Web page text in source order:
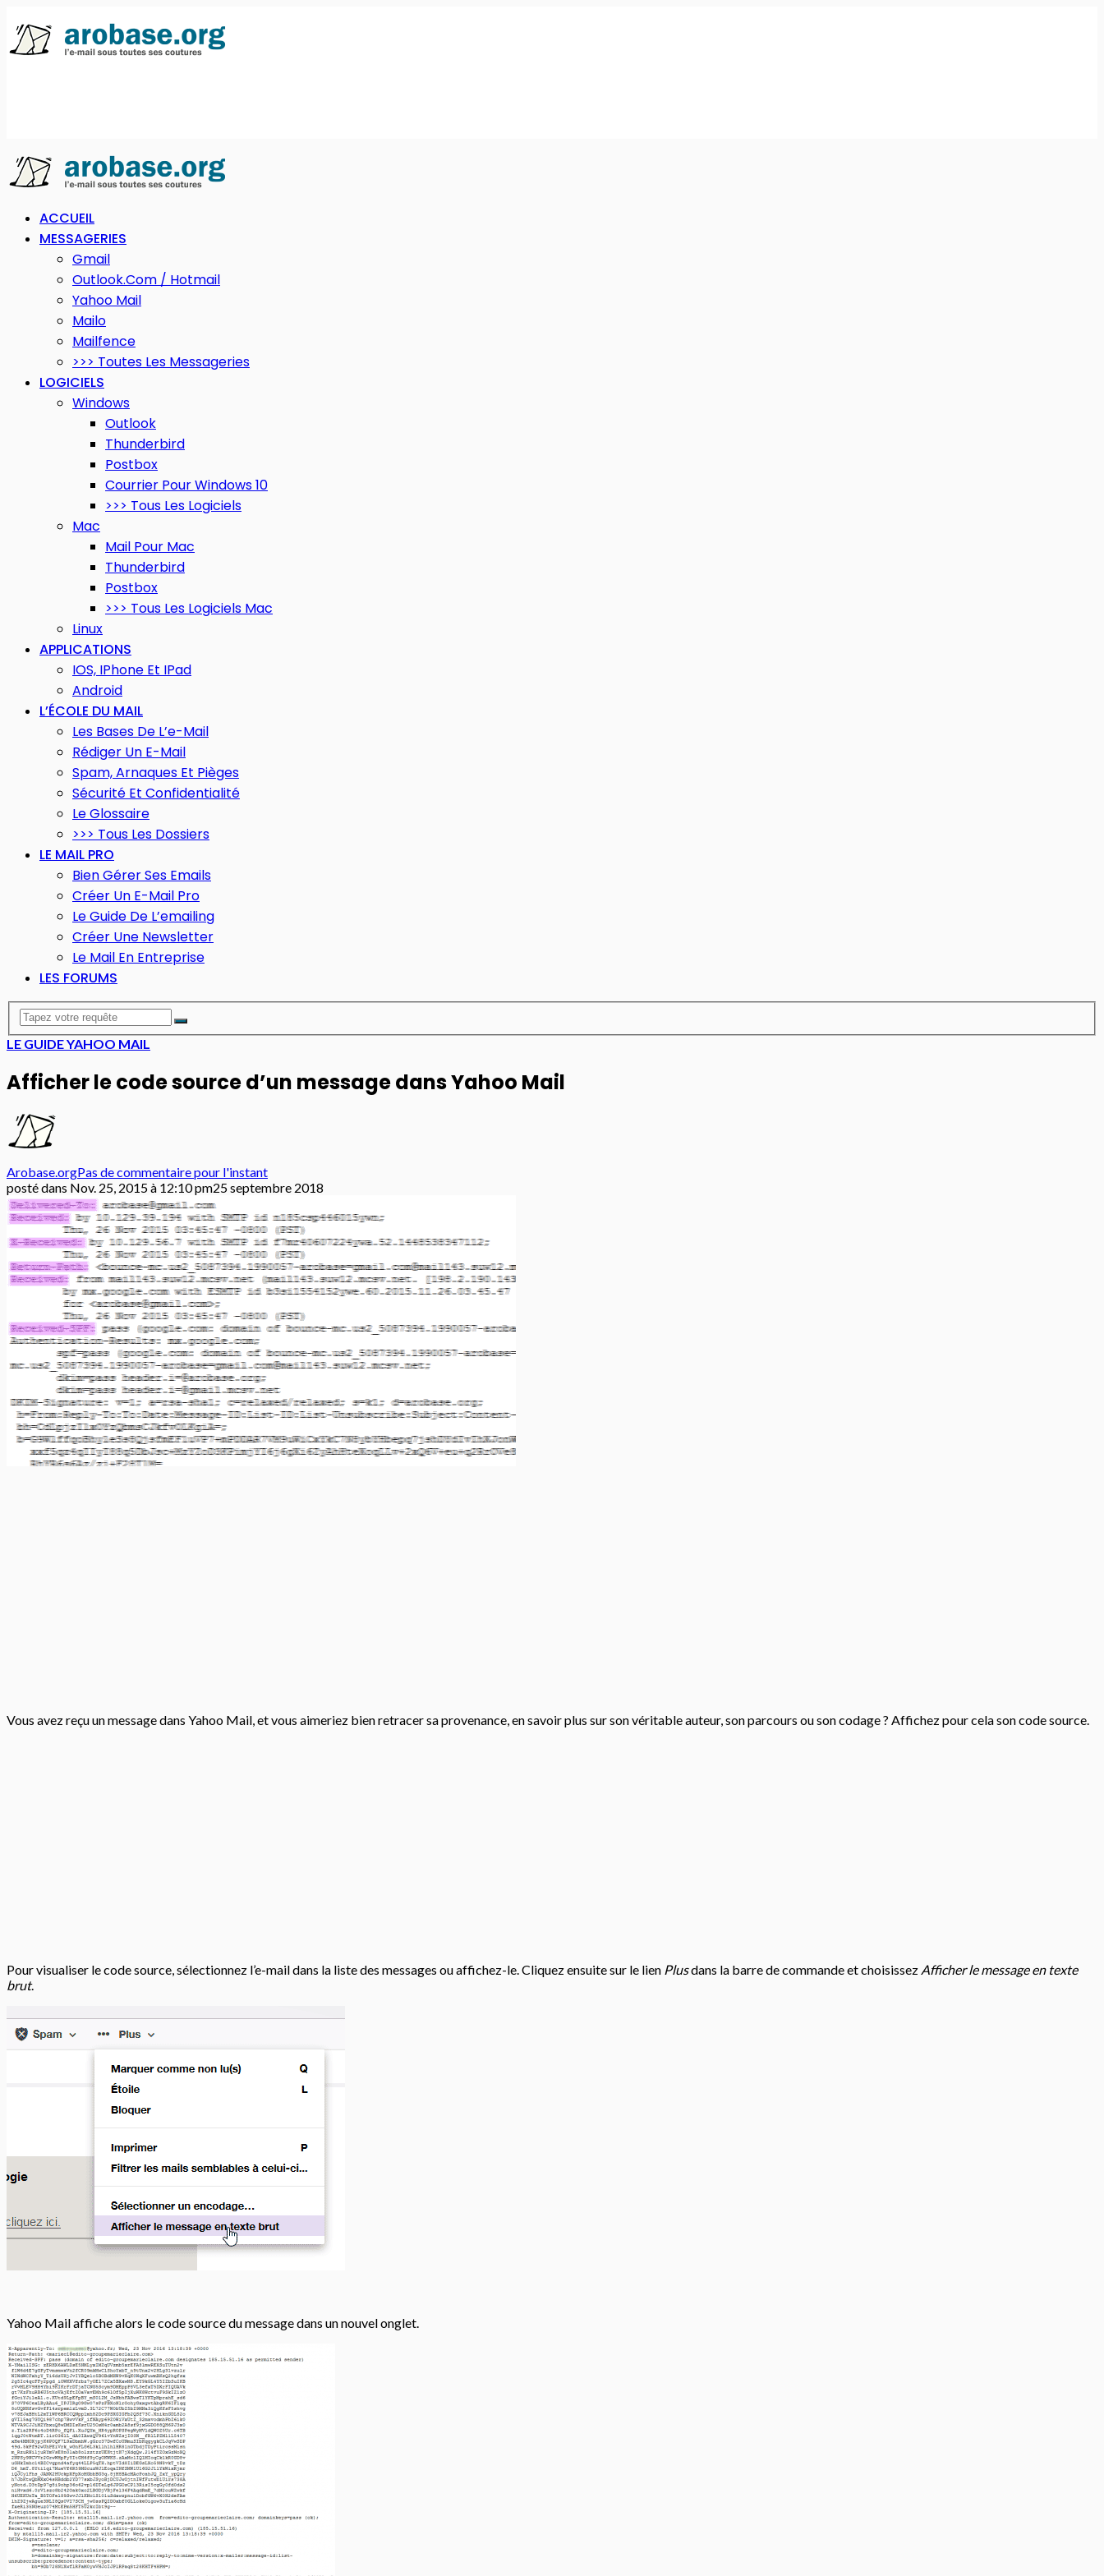
ACCUEIL
MESSAGERIES
Gmail
Outlook.com / Hotmail
Yahoo Mail
Mailo
Mailfence
>>> Toutes Les Messageries
LOGICIELS
Windows
Outlook
Thunderbird
Postbox
Courrier Pour Windows 10
>>> Tous Les Logiciels
Mac
Mail Pour Mac
Thunderbird
Postbox
>>> Tous Les Logiciels Mac
Linux
APPLICATIONS
IOS, IPhone Et IPad
Android
L’ÉCOLE DU MAIL
Les Bases De L’e-Mail
Rédiger Un E-Mail
Spam, Arnaques Et Pièges
Sécurité Et Confidentialité
Le Glossaire
>>> Tous Les Dossiers
LE MAIL PRO
Bien Gérer Ses Emails
Créer Un E-Mail Pro
Le Guide De L’emailing
Créer Une Newsletter
Le Mail En Entreprise
LES FORUMS
LE GUIDE YAHOO MAIL
Afficher le code source d’un message dans Yahoo Mail
Arobase.orgPas de commentaire pour l'instant
posté dans Nov. 25, 2015 à 12:10 pm25 septembre 2018
Vous avez reçu un message dans Yahoo Mail, et vous aimeriez bien retracer sa provenance, en savoir plus sur son véritable auteur, son parcours ou son codage ? Affichez pour cela son code source.
Pour visualiser le code source, sélectionnez l’e-mail dans la liste des messages ou affichez-le. Cliquez ensuite sur le lien Plusdans la barre de commande et choisissez Afficher le message en texte
brut.
Yahoo Mail affiche alors le code source du message dans un nouvel onglet.